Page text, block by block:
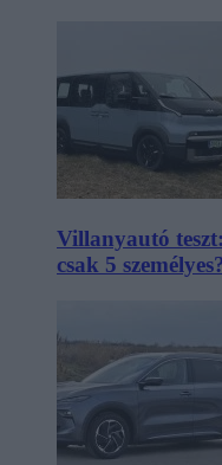
Villanyautó
csak 5 személyes?